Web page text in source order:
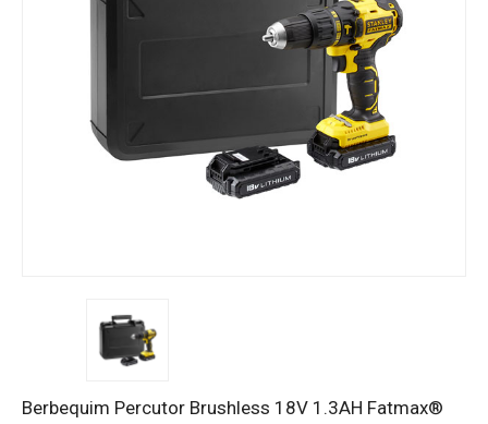
Berbequim Percutor Brushless 18V 1.3AH Fatmax®